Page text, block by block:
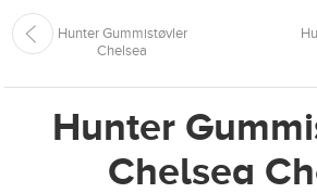
Hunter Gummistøvler
Chelsea
Hunter
Chelsea